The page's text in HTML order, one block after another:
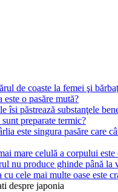
de coaste la femei şi
o pasăre mută?
îsi păstrează substanţele
preparate termic?
este singura pasăre care
mare celulă a corpului este
nu produce ghinde până la
cele mai multe oase este
despre japonia